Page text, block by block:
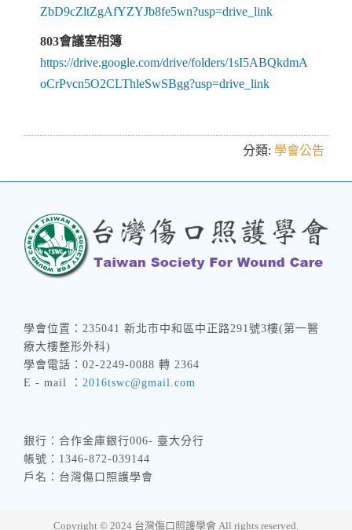
ZbD9cZltZgAfYZYJb8fe5wn?usp=drive_link
803會議室相簿
https://drive.google.com/drive/folders/1sI5ABQkdmA
oCrPvcn5O2CLThleSwSBgg?usp=drive_link
分類: 學會公告
學會位置：235041 新北市中和區中正路291號3樓(第一醫
療大樓整形外科)
學會電話：02-2249-0088 轉 2364
E - mail ： 2016tswc@gmail.com
銀行：合作金庫銀行006- 臺大分行
帳號：1346-872-039144
戶名：台灣傷口照護學會
Copyright © 2024 台灣傷口照護學會 All rights reserved.